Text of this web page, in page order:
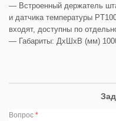
— Встроенный держатель
и датчика температуры
входят, доступны по
— Габариты: ДхШхВ (мм)
Вопрос *